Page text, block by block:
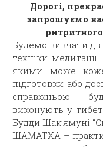
Дорогі,
запрошуємо
Будемо вивчати
техніки
якими може
підготовки або
справжньою
виконують у
Будди Шак’ямуні
ШАМАТХА –